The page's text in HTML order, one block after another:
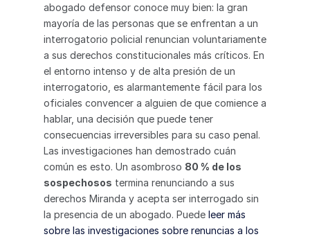
abogado defensor conoce muy bien: la gran
mayoría de las personas que se enfrentan a un
interrogatorio policial renuncian voluntariamente
a sus derechos constitucionales más críticos. En
el entorno intenso y de alta presión de un
interrogatorio, es alarmantemente fácil para los
oficiales convencer a alguien de que comience a
hablar, una decisión que puede tener
consecuencias irreversibles para su caso penal.
Las investigaciones han demostrado cuán
común es esto. Un asombroso 80 % de los
sospechosos termina renunciando a sus
derechos Miranda y acepta ser interrogado sin
la presencia de un abogado. Puede leer más
sobre las investigaciones sobre renuncias a los